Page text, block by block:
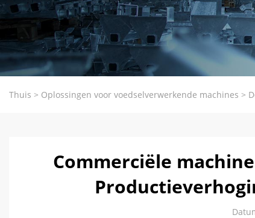
Thuis > Oplossingen voor voedselverwerkende machines >
Commerciële